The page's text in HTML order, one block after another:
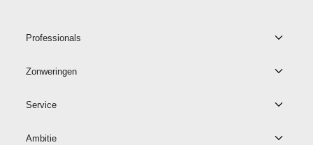
Professionals
Zonweringen
Service
Ambitie